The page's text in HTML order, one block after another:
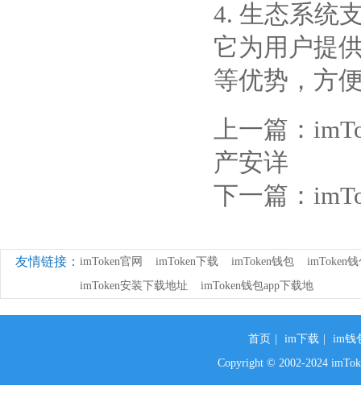
4. 生态系统
它为用户提
等优势，方
上一篇：
产安详
下一篇：
友情链接： imToken官网 imToken下载 imToken钱包
imToken
imToken安装下载地址
imToken钱包app下载地
首页 im下载
im钱
Copyright © 2002-2024